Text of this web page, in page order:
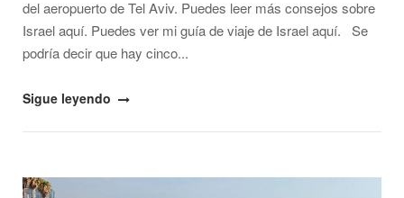
del aeropuerto de Tel Aviv. Puedes leer más consejos sobre
Israel aquí. Puedes ver mi guía de viaje de Israel aquí. Se
podría decir que hay cinco...
"¿Cómo
del
Sigue leyendo
Open post